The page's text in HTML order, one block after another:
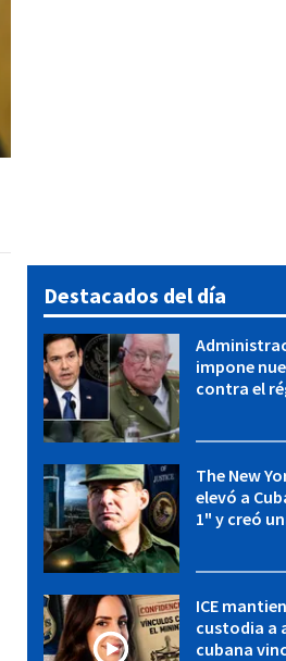
Destacados del día
impone
contra el
The New
elevó a
1" y creó una fuerza
ICE
custodia a
cubana